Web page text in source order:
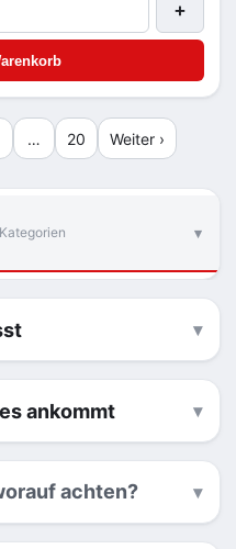
Kategorien
+
… 20 Weiter ›
ankommt
achten?